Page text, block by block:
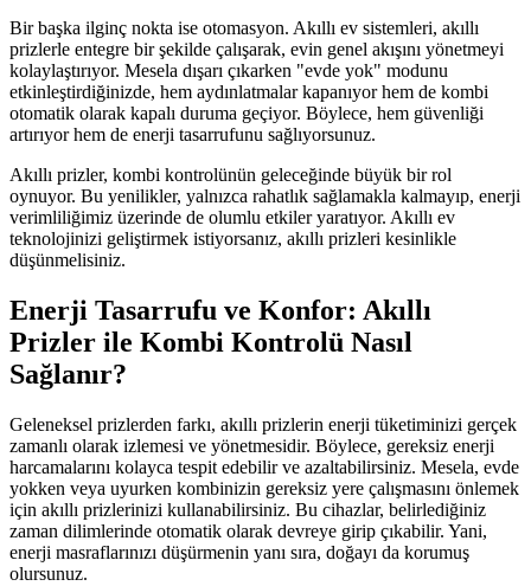
Bir başka ilginç nokta ise otomasyon. Akıllı ev sistemleri, akıllı
prizlerle entegre bir şekilde çalışarak, evin genel akışını yönetmeyi
kolaylaştırıyor. Mesela dışarı çıkarken "evde yok" modunu
etkinleştirdiğinizde, hem aydınlatmalar kapanıyor hem de kombi
otomatik olarak kapalı duruma geçiyor. Böylece, hem güvenliği
artırıyor hem de enerji tasarrufunu sağlıyorsunuz.
Akıllı prizler, kombi kontrolünün geleceğinde büyük bir rol
oynuyor. Bu yenilikler, yalnızca rahatlık sağlamakla kalmayıp, enerji
verimliliğimiz üzerinde de olumlu etkiler yaratıyor. Akıllı ev
teknolojinizi geliştirmek istiyorsanız, akıllı prizleri kesinlikle
düşünmelisiniz.
Enerji Tasarrufu ve Konfor: Akıllı
Prizler ile Kombi Kontrolü Nasıl
Sağlanır?
Geleneksel prizlerden farkı, akıllı prizlerin enerji tüketiminizi gerçek
zamanlı olarak izlemesi ve yönetmesidir. Böylece, gereksiz enerji
harcamalarını kolayca tespit edebilir ve azaltabilirsiniz. Mesela, evde
yokken veya uyurken kombinizin gereksiz yere çalışmasını önlemek
için akıllı prizlerinizi kullanabilirsiniz. Bu cihazlar, belirlediğiniz
zaman dilimlerinde otomatik olarak devreye girip çıkabilir. Yani,
enerji masraflarınızı düşürmenin yanı sıra, doğayı da korumuş
olursunuz.